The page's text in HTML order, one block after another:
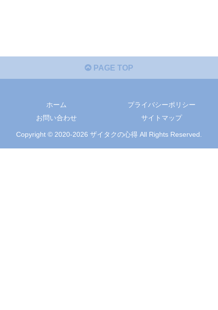
PAGE TOP
ホーム
プライバシーポリシー
お問い合わせ
サイトマップ
Copyright © 2020-2026 ザイタクの心得 All Rights Reserved.